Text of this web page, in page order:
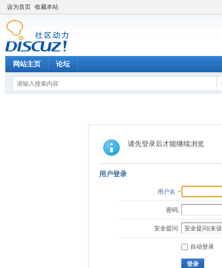
设为首页 收藏本站
网站主页 论坛
请先登录后才能继续浏览
用户登录
用户名
密码:
安全提问:
自动登录
登录